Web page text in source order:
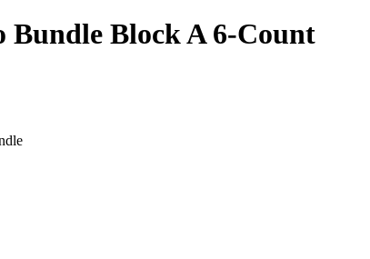
Bundle Block A 6-Count